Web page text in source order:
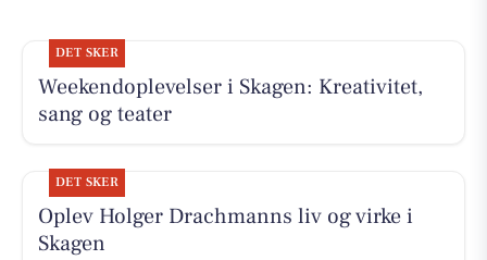
DET SKER
Weekendoplevelser i Skagen: Kreativitet,
sang og teater
DET SKER
Oplev Holger Drachmanns liv og virke i
Skagen